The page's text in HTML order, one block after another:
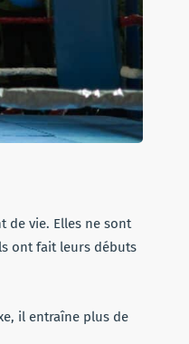
de vie. Elles ne sont
ont fait leurs débuts
il entraîne plus de